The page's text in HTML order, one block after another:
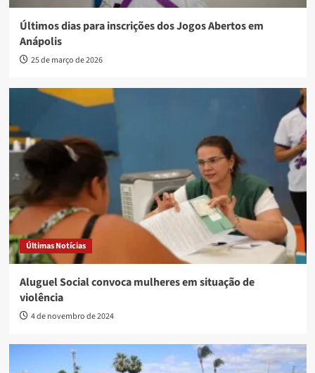
Últimos dias para inscrições dos Jogos Abertos em
Anápolis
25 de março de 2026
Últimas Notícias
Aluguel Social convoca mulheres em situação de
violência
4 de novembro de 2024